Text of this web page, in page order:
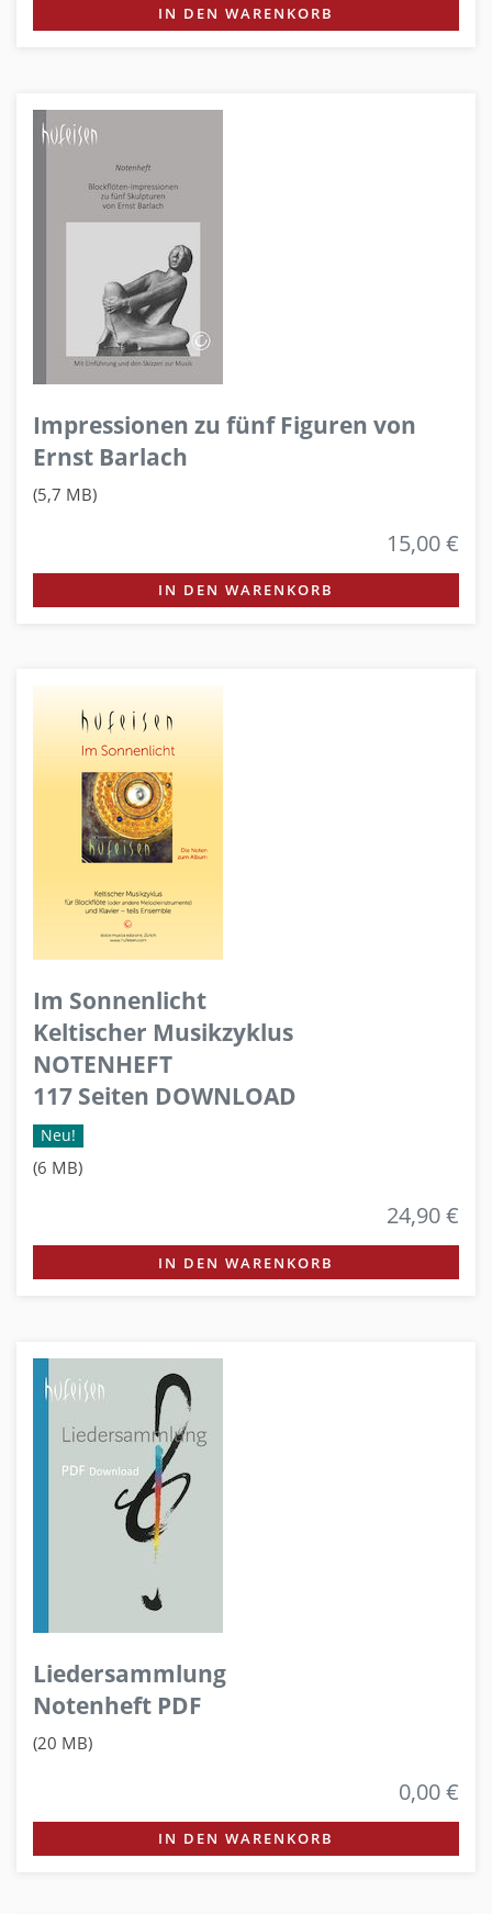
IN DEN WARENKORB
Impressionen zu fünf Figuren von
Ernst Barlach
(5,7 MB)
15,00 €
IN DEN WARENKORB
Im Sonnenlicht
Keltischer Musikzyklus
NOTENHEFT
117 Seiten DOWNLOAD
Neu!
(6 MB)
24,90 €
IN DEN WARENKORB
Liedersammlung
Notenheft PDF
(20 MB)
0,00 €
IN DEN WARENKORB